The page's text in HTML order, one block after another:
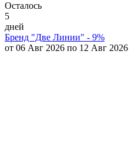
Осталось
5
дней
Бренд "Две Линии" - 9%
от 06 Авг 2026 по 12 Авг 2026